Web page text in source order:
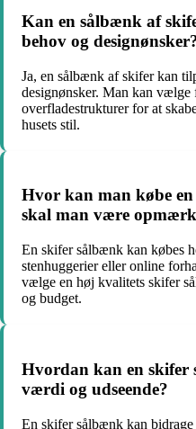
Kan en sålbænk af
behov og
Ja, en sålbænk af skifer kan
designønsker. Man kan
overfladestrukturer for at
husets stil.
Hvor kan man købe
skal man være
En skifer sålbænk kan købes
stenhuggerier eller online
vælge en høj kvalitets skifer
og budget.
Hvordan kan en skifer
værdi og udseende?
En skifer sålbænk kan bidrage